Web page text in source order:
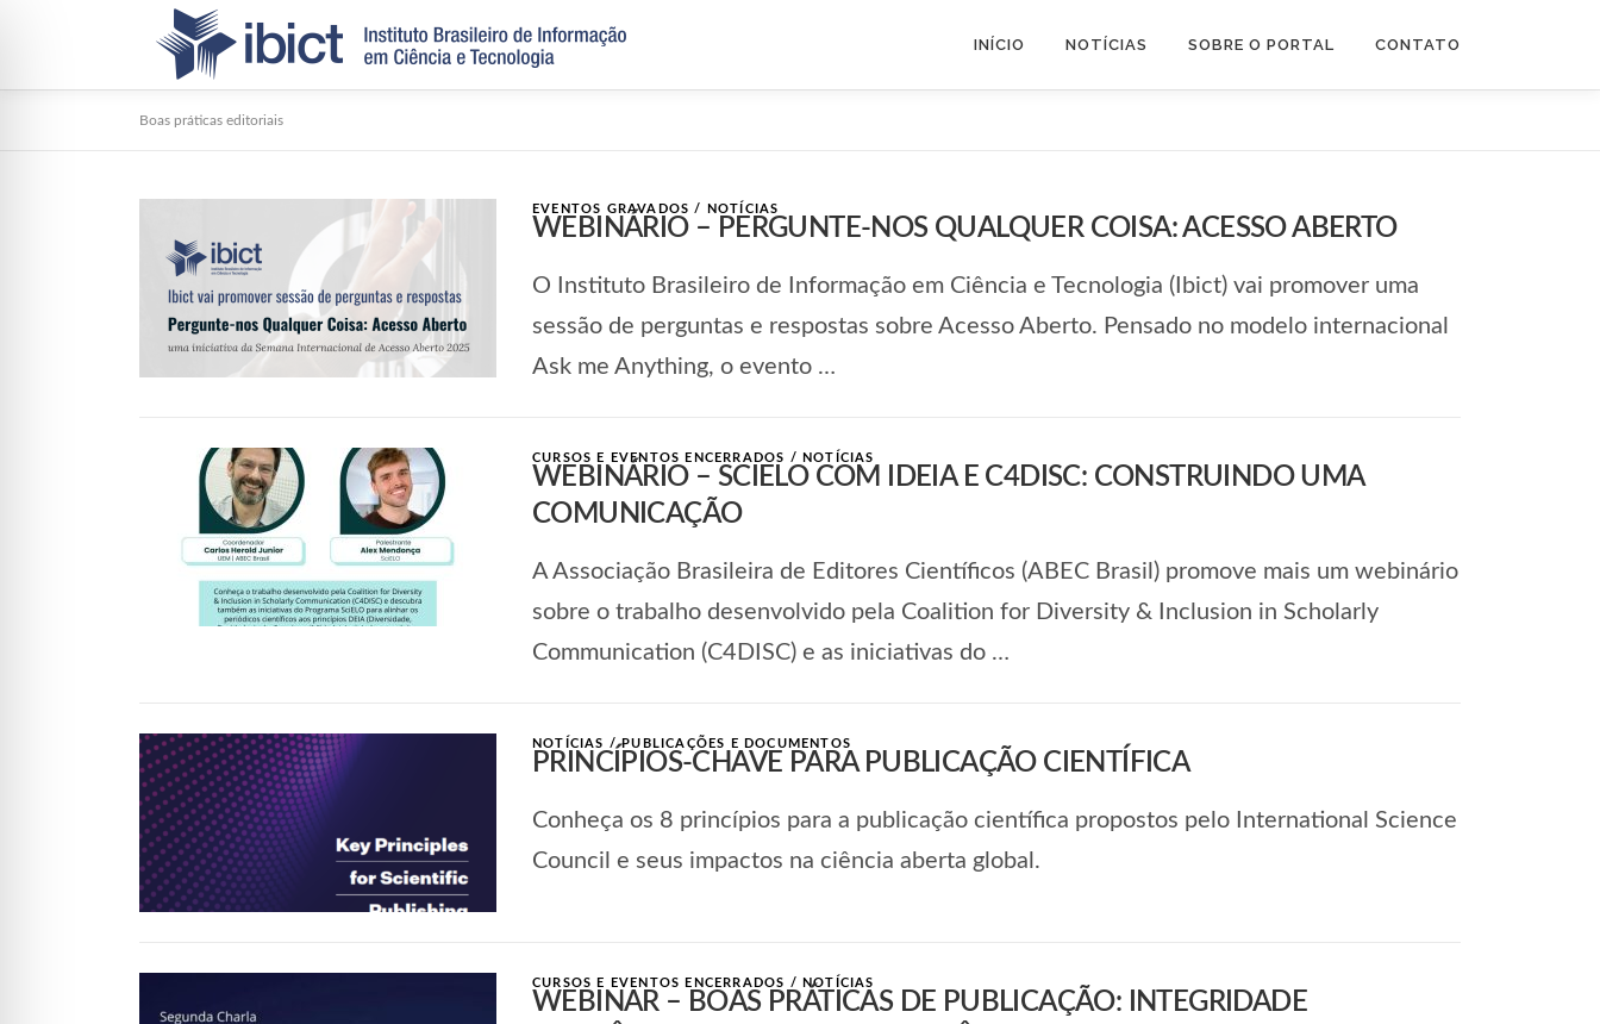
INÍCIO NOTÍCIAS SOBRE O PORTAL CONTATO
Boas práticas editoriais
EVENTOS GRAVADOS / NOTÍCIAS
WEBINÁRIO – PERGUNTE-NOS QUALQUER COISA: ACESSO ABERTO
O Instituto Brasileiro de Informação em Ciência e Tecnologia (Ibict) vai promover uma
sessão de perguntas e respostas sobre Acesso Aberto. Pensado no modelo internacional
Ask me Anything, o evento …
CURSOS E EVENTOS ENCERRADOS / NOTÍCIAS
WEBINÁRIO – SCIELO COM IDEIA E C4DISC: CONSTRUINDO UMA
COMUNICAÇÃO
A Associação Brasileira de Editores Científicos (ABEC Brasil) promove mais um webinário
sobre o trabalho desenvolvido pela Coalition for Diversity & Inclusion in Scholarly
Communication (C4DISC) e as iniciativas do …
NOTÍCIAS /PUBLICAÇÕES E DOCUMENTOS
PRINCÍPIOS-CHAVE PARA PUBLICAÇÃO CIENTÍFICA
Conheça os 8 princípios para a publicação científica propostos pelo International Science
Council e seus impactos na ciência aberta global.
CURSOS E EVENTOS ENCERRADOS / NOTÍCIAS
WEBINAR – BOAS PRÁTICAS DE PUBLICAÇÃO: INTEGRIDADE